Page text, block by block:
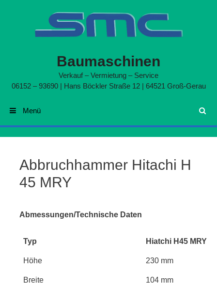
Baumaschinen
Verkauf – Vermietung – Service
06152 – 93690 | Hans Böckler Straße 12 | 64521 Groß-Gerau
Suchen
Menü
Abbruchhammer Hitachi H
45 MRY
Abmessungen/Technische Daten
Typ Hiatchi H45 MRY
Höhe 230 mm
Breite 104 mm